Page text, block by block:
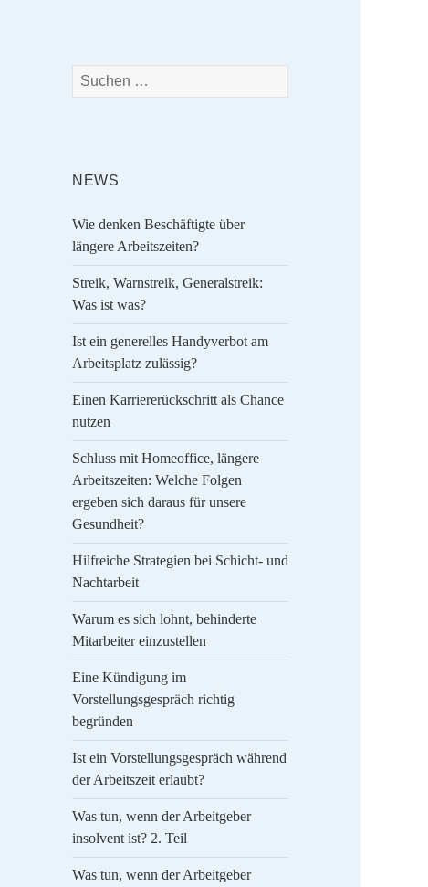
Suchen
NEWS
Wie denken Beschäftigte über
längere Arbeitszeiten?
Streik, Warnstreik, Generalstreik:
Was ist was?
Ist ein generelles Handyverbot am
Arbeitsplatz zulässig?
Einen Karriererückschritt als Chance
nutzen
Schluss mit Homeoffice, längere
Arbeitszeiten: Welche Folgen
ergeben sich daraus für unsere
Gesundheit?
Hilfreiche Strategien bei Schicht- und
Nachtarbeit
Warum es sich lohnt, behinderte
Mitarbeiter einzustellen
Eine Kündigung im
Vorstellungsgespräch richtig
begründen
Ist ein Vorstellungsgespräch während
der Arbeitszeit erlaubt?
Was tun, wenn der Arbeitgeber
insolvent ist? 2. Teil
Was tun, wenn der Arbeitgeber